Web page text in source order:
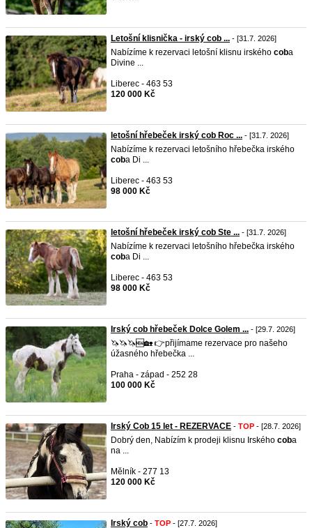
Letošní klisnička - irský cob ... - [31.7. 2026]
Nabízíme k rezervaci letošní klisnu irského coba
Divine ...
Liberec - 463 53
120 000 Kč
letošní hřebeček irský cob Roc ... - [31.7. 2026]
Nabízíme k rezervaci letošního hřebečka irského
coba Di ...
Liberec - 463 53
98 000 Kč
letošní hřebeček irský cob Ste ... - [31.7. 2026]
Nabízíme k rezervaci letošního hřebečka irského
coba Di ...
Liberec - 463 53
98 000 Kč
Irský cob hřebeček Dolce Golem ... - [29.7. 2026]
🦄🦄🦄🆕🏡 👉přijímame rezervace pro našeho
úžasného hřebečka ...
Praha - západ - 252 28
100 000 Kč
Irský Cob 15 let - REZERVACE - TOP - [28.7. 2026]
Dobrý den, Nabízím k prodeji klisnu Irského coba
na ...
Mělník - 277 13
120 000 Kč
Irský cob - TOP - [27.7. 2026]